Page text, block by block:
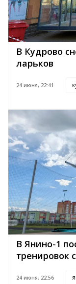
В Кудрово
ларьков
24 июня, 22:41
В Янино-1
тренировок
24 июня, 22:56